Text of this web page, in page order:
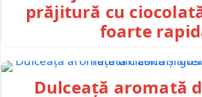
prăjitură cu
foarte
Dulceață aromată